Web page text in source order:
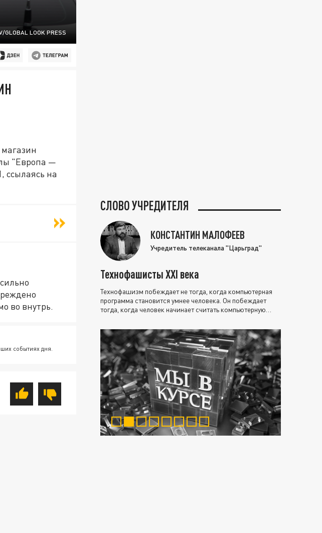
LOOK PRESS
"Европа —
ссылаясь на
во внутрь.
событиях дня.
СЛОВО УЧРЕДИТЕЛЯ
КОНСТАНТИН МАЛОФЕЕВ
Учредитель телеканала "Царьград"
Технофашисты XXI века
Технофашизм побеждает не тогда, когда компьютерная
программа становится умнее человека. Он побеждает
тогда, когда человек начинает считать компьютерную